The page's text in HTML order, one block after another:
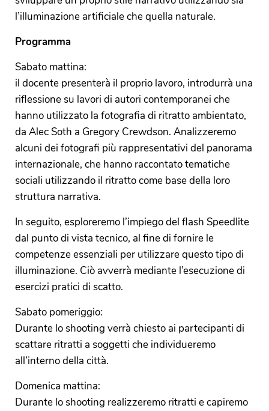
l’illuminazione artificiale che quella naturale.
Programma
Sabato mattina:
il docente presenterà il proprio lavoro, introdurrà una
riflessione su lavori di autori contemporanei che
hanno utilizzato la fotografia di ritratto ambientato,
da Alec Soth a Gregory Crewdson. Analizzeremo
alcuni dei fotografi più rappresentativi del panorama
internazionale, che hanno raccontato tematiche
sociali utilizzando il ritratto come base della loro
struttura narrativa.
In seguito, esploreremo l’impiego del flash Speedlite
dal punto di vista tecnico, al fine di fornire le
competenze essenziali per utilizzare questo tipo di
illuminazione. Ciò avverrà mediante l’esecuzione di
esercizi pratici di scatto.
Sabato pomeriggio:
Durante lo shooting verrà chiesto ai partecipanti di
scattare ritratti a soggetti che individueremo
all’interno della città.
Domenica mattina:
Durante lo shooting realizzeremo ritratti e capiremo